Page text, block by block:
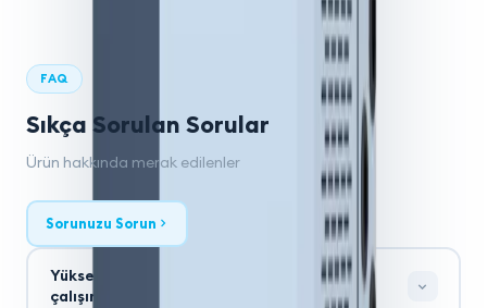
FAQ
Sıkça Sorulan Sorular
Ürün hakkında merak edilenler
Sorunuzu Sorun
Yüksek basınçlı atomizasyon sistemi nasıl
çalışır?